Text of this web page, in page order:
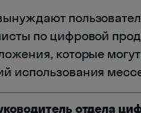
по цифровой
которые
использования
отдела